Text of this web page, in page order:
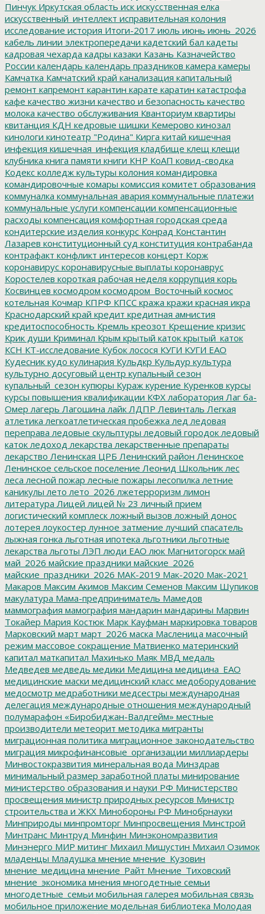
Пинчук Иркутская область иск искусственная елка
искусственный_интеллект исправительная колония
исследование история Итоги-2017 июль июнь июнь_2026
кабель линии электропередачи кадетский бал кадеты
кадровая чехарда кадры казаки Казань Казначейство
России календарь календарь праздников камера камеры
Камчатка Камчатский край канализация капитальный
ремонт капремонт карантин карате каратин катастрофа
кафе качество жизни качество и безопасность качество
молока качество обслуживания Кванториум квартиры
квитанция КДН кедровые шишки Кемерово кинозал
кинологи кинотеатр "Родина" Кирга китай кишечная
инфекция кишечная_инфекция кладбище клещ клещи
клубника книга памяти книги КНР КоАП ковид-сводка
Кодекс колледж культуры колония командировка
командировочные комары комиссия комитет образования
коммуналка коммунальная авария коммунальные платежи
коммунальные услуги компенсации компенсационные
расходы компенсация комфортная городская среда
кондитерские изделия конкурс Конрад Константин
Лазарев конституционный суд конституция контрабанда
контрафакт конфликт интересов концерт Корж
коронавирус коронавирусные выплаты коронаврус
Коростелев короткая рабочая неделя коррупция корь
Косвинцев космодром космодром_Восточный космос
котельная Кочмар КПРФ КПСС кража кражи красная икра
Краснодарский край кредит кредитная амнистия
кредитоспособность Кремль креозот Крещение кризис
Крик души Криминал Крым крытый каток крытый_каток
КСН КТ-исследование Кубок лосося КУГИ КУГИ ЕАО
Кудесник кудо кулинария Кульдкр Кульдур культура
культурно досуговый центр купальный сезон
купальный_сезон купюры Кураж курение Куренков курсы
курсы повышения квалификации КФХ лаборатория Лаг ба-
Омер лагерь Лагошина лайк ЛДПР Левинталь Легкая
атлетика легкоатлетическая пробежка лед ледовая
переправа ледовые скульптуры ледовый городок ледовый
каток ледоход лекарства лекарственные препараты
лекарство Ленинская ЦРБ Ленинский район Ленинское
Ленинское сельское поселение Леонид Школьник лес
леса лесной пожар лесные пожары лесопилка летние
каникулы лето лето_2026 лжетерроризм лимон
литература Лицей лицей № 23 личный прием
логистический комплеск ложный вызов ложный донос
лотерея лоукостер лунное затмение лучший спасатель
лыжная гонка льготная ипотека льготники льготные
лекарства льготы ЛЭП люди ЕАО люк Магнитогорск май
май_2026 майские праздники майские_2026
майские_праздники_2026 МАК-2019 Мак-2020 Мак-2021
Макаров Максим Акимов Максим Семенов Максим Шупиков
макулатура Мама-предприниматель Мамедов
маммография мамография мандарин мандарины Марвин
Токайер Мария Костюк Марк Кауфман маркировка товаров
Марковский март март_2026 маска Масленица масочный
режим массовое сокращение Матвиенко материнский
капитал маткапитал Махинько Маяк МВД медаль
Медведев медведь медики Медицина медицина_ЕАО
медицинские маски медицинский класс медоборудование
медосмотр медработники медсестры международная
делегация международные отношения международный
полумарафон «Биробиджан-Валдгейм» местные
производители метеорит методика мигранты
миграционная политика миграционное законодательство
миграция микрофинансовые_организации миллиардеры
Минвостокразвития минеральная вода Минздрав
минимальный размер заработной платы минирование
министерство образования и науки РФ Министерство
просвещения министр природных ресурсов Министр
строительства и ЖКХ Минобороны РФ Минобрнауки
Минприроды минпромторг Минпросвещения Минстрой
Минтранс Минтруд Минфин Минэкономразвития
Минэнерго МИР митинг Михаил Мишустин Михаил Озимок
младенцы Младушка мнение мнение_Кузовин
мнение_медицина мнение_Райт Мнение_Тиховский
мнение_экономика мнения многодетные семьи
многодетные_семьи мобильная галерея мобильная связь
мобильное приложение модельная библиотека Молодая